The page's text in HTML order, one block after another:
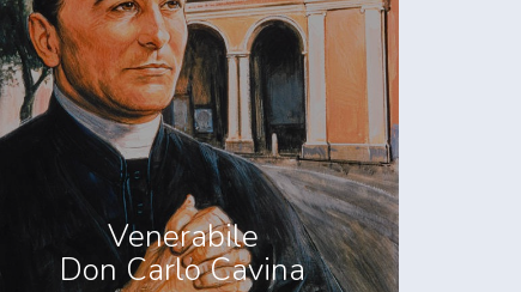
Venerabile
Don Carlo Cavina